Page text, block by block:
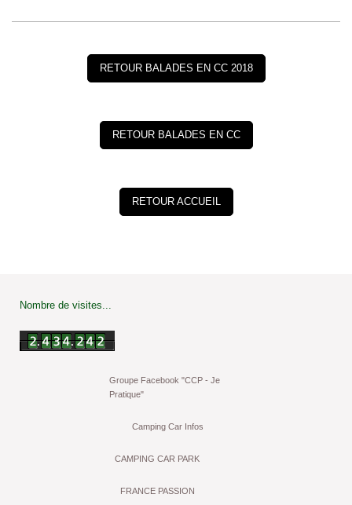
RETOUR BALADES EN CC 2018
RETOUR BALADES EN CC
RETOUR ACCUEIL
Nombre de visites...
Groupe Facebook "CCP - Je
Pratique"
Camping Car Infos
CAMPING CAR PARK
FRANCE PASSION